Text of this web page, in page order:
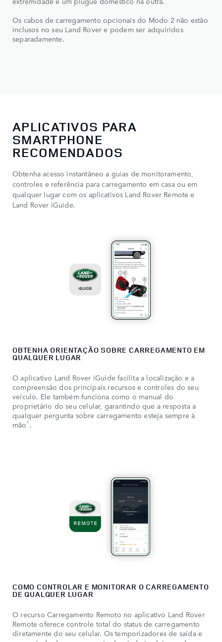
Os cabos de carregamento opcionais do Modo 2 não estão
inclusos no seu Land Rover e podem ser adquiridos
separadamente.
APLICATIVOS PARA
SMARTPHONE
RECOMENDADOS
Obtenha acesso instantâneo a guias de monitoramento,
controles e referência para carregamento em casa ou em
qualquer lugar com os aplicativos Land Rover Remote e
Land Rover iGuide.
OBTENHA ORIENTAÇÃO SOBRE CARREGAMENTO EM
QUALQUER LUGAR
O aplicativo Land Rover iGuide facilita a localização e a
compreensão dos principais recursos e controles do seu
veículo. Ele também funciona como o manual do
proprietário do seu celular, garantindo que a resposta a
qualquer pergunta sobre carregamento esteja sempre à
mão 1 .
COMO CONTROLAR E MONITORAR O CARREGAMENTO
DE QUALQUER LUGAR
O recurso Carregamento Remoto no aplicativo Land Rover
Remote oferece controle total do status de carregamento
diretamente do seu celular. Os temporizadores de saída e